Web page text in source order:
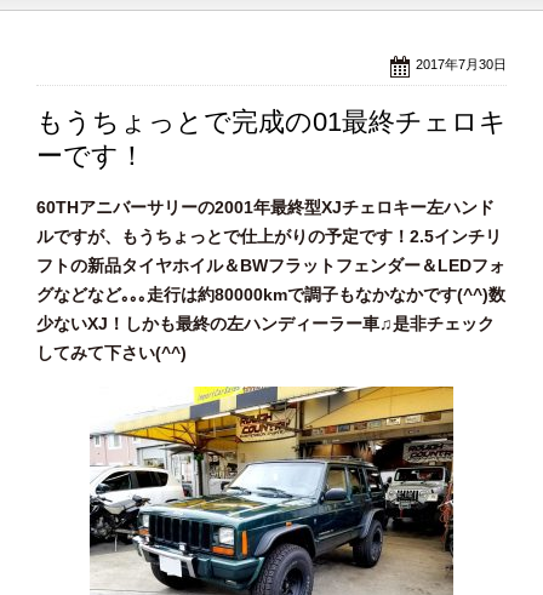
2017年7月30日
もうちょっとで完成の01最終チェロキ
ーです！
60THアニバーサリーの2001年最終型XJチェロキー左ハンド
ルですが、もうちょっとで仕上がりの予定です！2.5インチリ
フトの新品タイヤホイル＆BWフラットフェンダー＆LEDフォ
グなどなど｡｡｡走行は約80000kmで調子もなかなかです(^^)数
少ないXJ！しかも最終の左ハンディーラー車♫是非チェック
してみて下さい(^^)